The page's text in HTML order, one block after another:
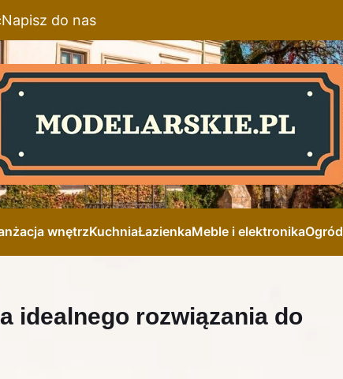
Napisz do nas
wnętrzKuchniaŁazienkaMeble i elektronikaOgród
idealnego rozwiązania do